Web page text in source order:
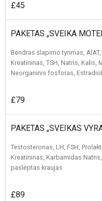
£45
PAKETAS „SVEIKA
Bendras šlapimo tyrimas,
Kreatininas, TSH, Natris, Kalis,
Neorganinis fosforas,
£79
PAKETAS „SVEIKAS
Testosteronas, LH, FSH,
Kreatininas, Karbamidas
paslėptas kraujas
£89